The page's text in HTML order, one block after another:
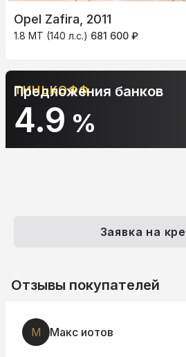
Opel Zafira, 2011
1.8 MT (140 л.с.) 681 600 ₽
ТИНЬКОФФ
4.9 %
Предложения банков
Заявка на
Отзывы покупателей
М Макс иотов